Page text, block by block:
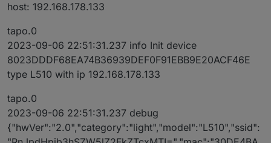
host: 192.168.178.133
tapo.0
2023-09-06 22:51:31.237 info Init device
8023DDDF68EA74B36939DEF0F91EBB9E20ACF46E
type L510 with ip 192.168.178.133
tapo.0
2023-09-06 22:51:31.237 debug
{"hwVer":"2.0","category":"light","model":"L510","ssid":